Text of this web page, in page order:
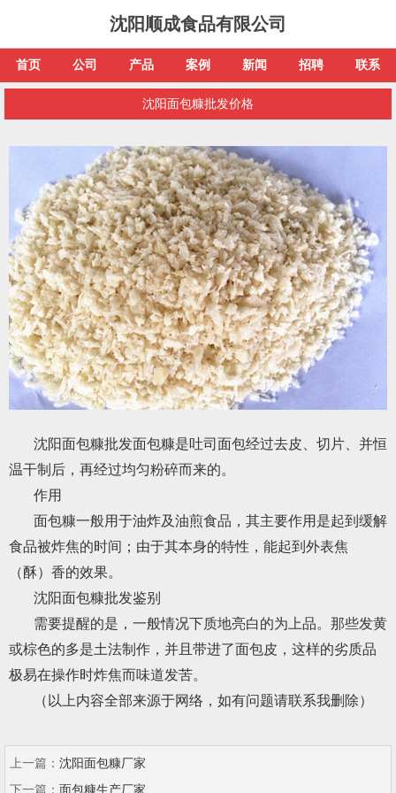
沈阳顺成食品有限公司
首页 公司 产品 案例 新闻 招聘 联系
沈阳面包糠批发价格
沈阳面包糠批发面包糠是吐司面包经过去皮、切片、并恒
温干制后，再经过均匀粉碎而来的。
作用
面包糠一般用于油炸及油煎食品，其主要作用是起到缓解
食品被炸焦的时间；由于其本身的特性，能起到外表焦
（酥）香的效果。
沈阳面包糠批发鉴别
需要提醒的是，一般情况下质地亮白的为上品。那些发黄
或棕色的多是土法制作，并且带进了面包皮，这样的劣质品
极易在操作时炸焦而味道发苦。
（以上内容全部来源于网络，如有问题请联系我删除）
上一篇： 沈阳面包糠厂家
下一篇： 面包糠生产厂家